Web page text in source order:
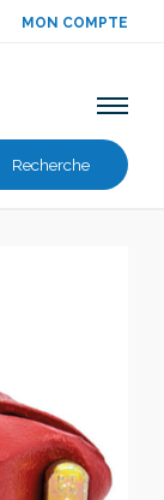
MON COMPTE
Recherche